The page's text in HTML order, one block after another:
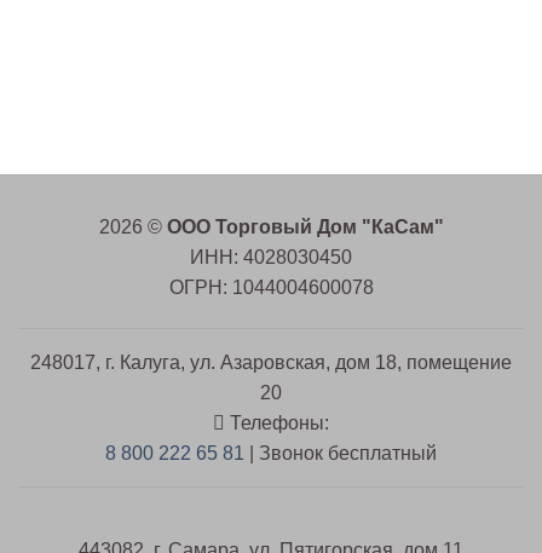
2026 © ООО Торговый Дом "КаСам"
ИНН: 4028030450
ОГРН: 1044004600078
248017, г. Калуга, ул. Азаровская, дом 18, помещение
20
Телефоны:
8 800 222 65 81 | Звонок бесплатный